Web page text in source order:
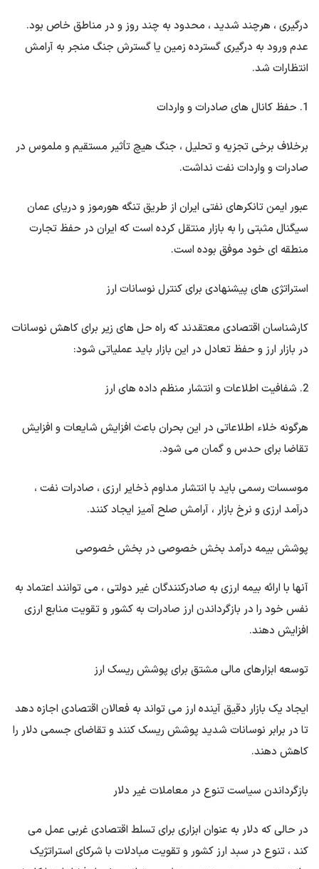
درگیری ، هرچند شدید ، محدود به چند روز و در مناطق خاص بود.
عدم ورود به درگیری گسترده زمین یا گسترش جنگ منجر به آرامش
انتظارات شد.
1. حفظ کانال های صادرات و واردات
برخلاف برخی تجزیه و تحلیل ، جنگ هیچ تأثیر مستقیم و ملموس در
صادرات و واردات نفت نداشت.
عبور ایمن تانکرهای نفتی ایران از طریق تنگه هورموز و دریای عمان
سیگنال مثبتی را به بازار منتقل کرده است که ایران در حفظ تجارت
منطقه ای خود موفق بوده است.
استراتژی های پیشنهادی برای کنترل نوسانات ارز
کارشناسان اقتصادی معتقدند که راه حل های زیر برای کاهش نوسانات
در بازار ارز و حفظ تعادل در این بازار باید عملیاتی شود:
2. شفافیت اطلاعات و انتشار منظم داده های ارز
هرگونه خلاء اطلاعاتی در این بحران باعث افزایش شایعات و افزایش
تقاضا برای حدس و گمان می شود.
موسسات رسمی باید با انتشار مداوم ذخایر ارزی ، صادرات نفت ،
درآمد ارزی و نرخ بازار ، آرامش صلح آمیز ایجاد کنند.
پوشش بیمه درآمد بخش خصوصی در بخش خصوصی
آنها با ارائه بیمه ارزی به صادرکنندگان غیر دولتی ، می توانند اعتماد به
نفس خود را در بازگرداندن ارز صادرات به کشور و تقویت منابع ارزی
افزایش دهند.
توسعه ابزارهای مالی مشتق برای پوشش ریسک ارز
ایجاد یک بازار دقیق آینده ارز می تواند به فعالان اقتصادی اجازه دهد
تا در برابر نوسانات شدید پوشش ریسک کنند و تقاضای جسمی دلار را
کاهش دهند.
بازگرداندن سیاست تنوع در معاملات غیر دلار
در حالی که دلار به عنوان ابزاری برای تسلط اقتصادی غربی عمل می
کند ، تنوع در سبد ارز کشور و تقویت مبادلات با شرکای استراتژیک